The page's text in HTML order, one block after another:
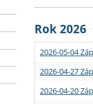
Strategie
Podpora
Učitelské
Rigorózní
Granty a
Rok 2026
2026-05-04
2026-04-27
2026-04-20